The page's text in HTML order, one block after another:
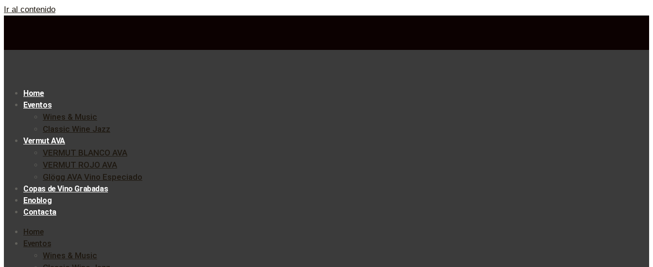
Ir al contenido
Home
Eventos
Wines & Music
Classic Wine Jazz
Vermut AVA
VERMUT BLANCO AVA
VERMUT ROJO AVA
Glögg AVA Vino Especiado
Copas de Vino Grabadas
Enoblog
Contacta
Home
Eventos
Wines & Music